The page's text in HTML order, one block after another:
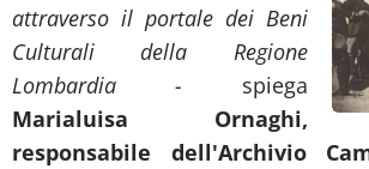
attraverso il portale dei Beni
Culturali della Regione
Lombardia - spiega
Marialuisa Ornaghi,
responsabile dell'Archivio